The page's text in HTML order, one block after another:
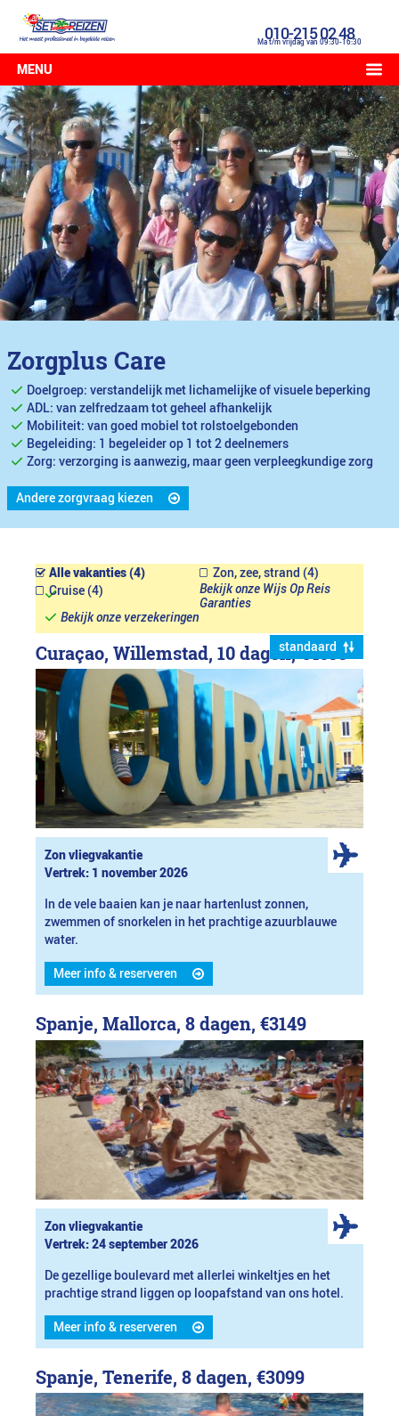
010-215 02 48
Ma t/m vrijdag van 09:30-16:30
MENU
Zorgplus Care
Doelgroep: verstandelijk met lichamelijke of visuele beperking
ADL: van zelfredzaam tot geheel afhankelijk
Mobiliteit: van goed mobiel tot rolstoelgebonden
Begeleiding: 1 begeleider op 1 tot 2 deelnemers
Zorg: verzorging is aanwezig, maar geen verpleegkundige zorg
Andere zorgvraag kiezen
Alle vakanties (4)
Zon, zee, strand (4)
Cruise (4)
Bekijk onze Wijs Op Reis
Garanties
Bekijk onze verzekeringen
standaard
Curaçao, Willemstad, 10 dagen,€4699
Zon vliegvakantie
Vertrek: 1 november 2026
In de vele baaien kan je naar hartenlust zonnen,
zwemmen of snorkelen in het prachtige azuurblauwe
water.
Meer info & reserveren
Spanje, Mallorca, 8 dagen, €3149
Zon vliegvakantie
Vertrek: 24 september 2026
De gezellige boulevard met allerlei winkeltjes en het
prachtige strand liggen op loopafstand van ons hotel.
Meer info & reserveren
Spanje, Tenerife, 8 dagen, €3099